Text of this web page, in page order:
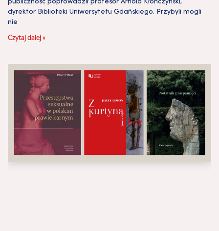
publiczność poprowadził profesor Arnold Kłonczyński,
dyrektor Biblioteki Uniwersytetu Gdańskiego. Przybyli mogli
nie
Czytaj dalej »